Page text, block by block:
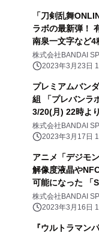
「刀剣乱舞
ラボの最新弾！
南泉一文字など4
株式会社BANDAI
2023年3月23日
プレミアムバン
組 「プレバンラ
3/20(月) 22時よ
Cross Store 東
トは宮下草薙・
株式会社BANDAI
2023年3月17日
アニメ「デジモ
解像度液晶や
可能になった 「
ver.松田啓人
株式会社BANDAI
2023年3月16日
『ウルトラマン